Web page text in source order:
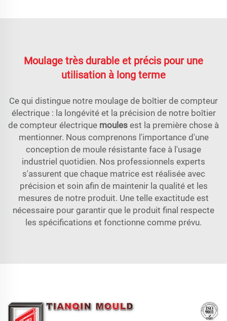
Moulage très durable et précis pour une
utilisation à long terme
Ce qui distingue notre moulage de boîtier de compteur
électrique : la longévité et la précision de notre boîtier
de compteur électrique moules est la première chose à
mentionner. Nous comprenons l'importance d'une
conception de moule résistante face à l'usage
industriel quotidien. Nos professionnels experts
s'assurent que chaque matrice est réalisée avec
précision et soin afin de maintenir la qualité et les
mesures de notre produit. Une telle exactitude est
nécessaire pour garantir que le produit final respecte
les spécifications et fonctionne comme prévu.